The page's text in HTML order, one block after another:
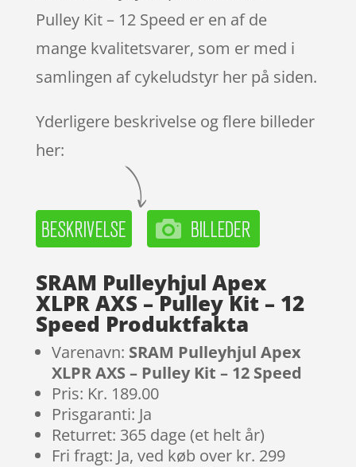
Pulley Kit – 12 Speed er en af de
mange kvalitetsvarer, som er med i
samlingen af cykeludstyr her på siden.
Yderligere beskrivelse og flere billeder
her:
SRAM Pulleyhjul Apex
XLPR AXS – Pulley Kit – 12
Speed Produktfakta
Varenavn: SRAM Pulleyhjul Apex
XLPR AXS – Pulley Kit – 12 Speed
Pris: Kr. 189.00
Prisgaranti: Ja
Returret: 365 dage (et helt år)
Fri fragt: Ja, ved køb over kr. 299